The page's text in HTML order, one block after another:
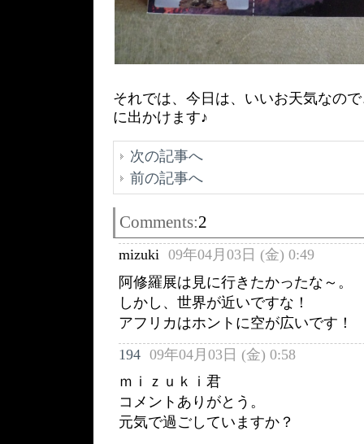
それでは、今日は、いいお天気なの
に出かけます♪
次の記事へ
前の記事へ
Comments:2
mizuki 09年04月03日 (金) 0:49
阿修羅展は見に行きたかったな～。
しかし、世界が近いですな！
アフリカはホントに空が広いです！
194 09年04月03日 (金) 0:58
ｍｉｚｕｋｉ君
コメントありがとう。
元気で過ごしていますか？